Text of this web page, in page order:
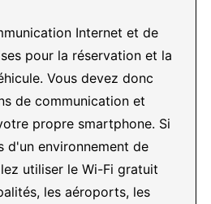
Internet et de
pour la réservation et la
Vous devez donc
de communication et
propre smartphone. Si
d'un environnement de
utiliser le Wi-Fi gratuit
les aéroports, les